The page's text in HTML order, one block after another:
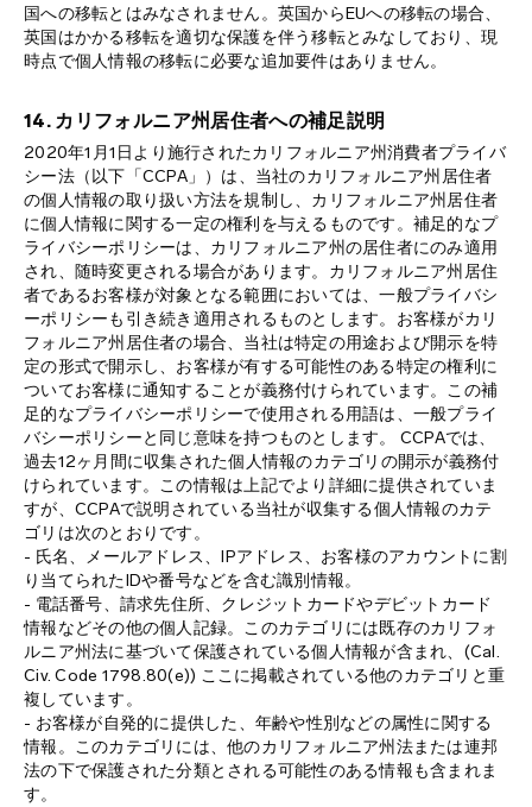
国への移転とはみなされません。英国からEUへの移転の場合、
英国はかかる移転を適切な保護を伴う移転とみなしており、現
時点で個人情報の移転に必要な追加要件はありません。
14. カリフォルニア州居住者への補足説明
2020年1月1日より施行されたカリフォルニア州消費者プライバ
シー法（以下「CCPA」）は、当社のカリフォルニア州居住者
の個人情報の取り扱い方法を規制し、カリフォルニア州居住者
に個人情報に関する一定の権利を与えるものです。補足的なプ
ライバシーポリシーは、カリフォルニア州の居住者にのみ適用
され、随時変更される場合があります。カリフォルニア州居住
者であるお客様が対象となる範囲においては、一般プライバシ
ーポリシーも引き続き適用されるものとします。お客様がカリ
フォルニア州居住者の場合、当社は特定の用途および開示を特
定の形式で開示し、お客様が有する可能性のある特定の権利に
ついてお客様に通知することが義務付けられています。この補
足的なプライバシーポリシーで使用される用語は、一般プライ
バシーポリシーと同じ意味を持つものとします。 CCPAでは、
過去12ヶ月間に収集された個人情報のカテゴリの開示が義務付
けられています。この情報は上記でより詳細に提供されていま
すが、CCPAで説明されている当社が収集する個人情報のカテ
ゴリは次のとおりです。
- 氏名、メールアドレス、IPアドレス、お客様のアカウントに割
り当てられたIDや番号などを含む識別情報。
- 電話番号、請求先住所、クレジットカードやデビットカード
情報などその他の個人記録。このカテゴリには既存のカリフォ
ルニア州法に基づいて保護されている個人情報が含まれ、(Cal.
Civ. Code 1798.80(e)) ここに掲載されている他のカテゴリと重
複しています。
- お客様が自発的に提供した、年齢や性別などの属性に関する
情報。このカテゴリには、他のカリフォルニア州法または連邦
法の下で保護された分類とされる可能性のある情報も含まれま
す。